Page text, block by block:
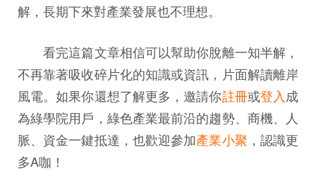
解，長期下來對產業發展也不理想。
看完這篇文章相信可以幫助你脫離一知半解，
不再靠著吸收碎片化的知識或資訊，片面解讀離岸
風電。如果你還想了解更多，邀請你註冊或登入 成
為綠學院用戶，綠色產業最前沿的趨勢、商機、人
脈、資金一鍵抵達，也歡迎參加產業小聚 ，認識更
多A咖！